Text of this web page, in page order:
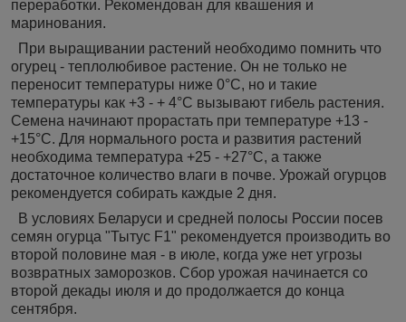
переработки. Рекомендован для квашения и
маринования.
При выращивании растений необходимо помнить что
огурец - теплолюбивое растение. Он не только не
переносит температуры ниже 0°C, но и такие
температуры как +3 - + 4°C вызывают гибель растения.
Семена начинают прорастать при температуре +13 -
+15°C. Для нормального роста и развития растений
необходима температура +25 - +27°C, а также
достаточное количество влаги в почве. Урожай огурцов
рекомендуется собирать каждые 2 дня.
В условиях Беларуси и средней полосы России посев
семян огурца "Тытус F1" рекомендуется производить во
второй половине мая - в июле, когда уже нет угрозы
возвратных заморозков. Сбор урожая начинается со
второй декады июля и до продолжается до конца
сентября.